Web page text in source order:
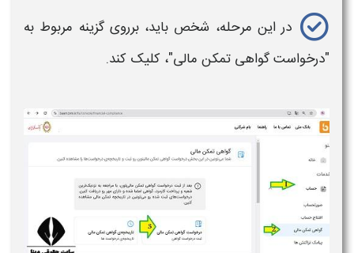
در این مرحله، شخص باید، برروی گزینه مربوط به
"درخواستگواهی تمکن مالی"، کلیک کند.